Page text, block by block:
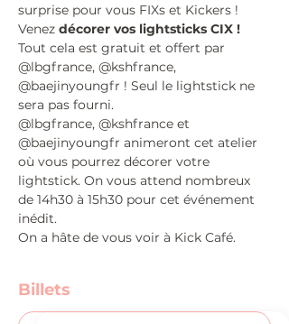
surprise pour vous FIXs et Kickers !
Venez décorer vos lightsticks CIX !
Tout cela est gratuit et offert par
@lbgfrance, @kshfrance,
@baejinyoungfr ! Seul le lightstick ne
sera pas fourni.
@lbgfrance, @kshfrance et
@baejinyoungfr animeront cet atelier
où vous pourrez décorer votre
lightstick. On vous attend nombreux
de 14h30 à 15h30 pour cet événement
inédit.
On a hâte de vous voir à Kick Café.
Billets